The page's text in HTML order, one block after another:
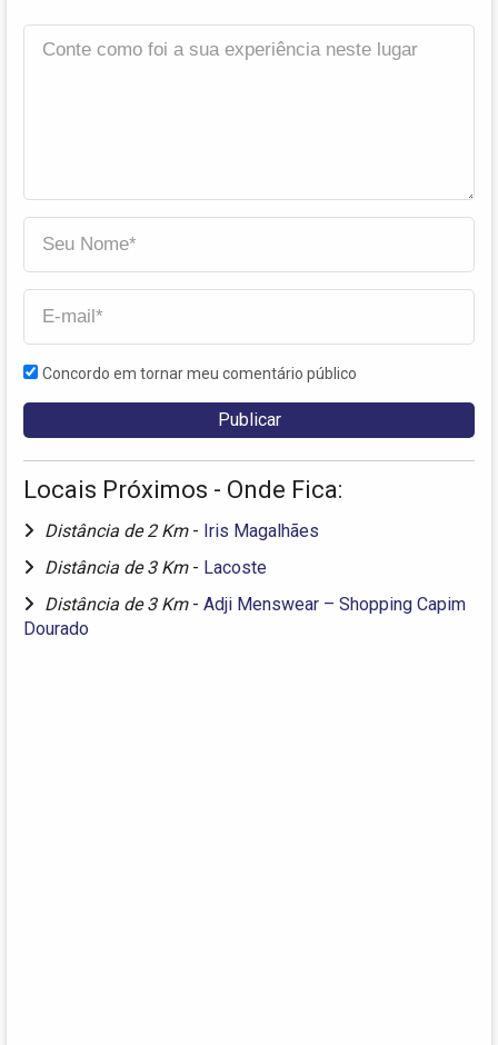
Concordo em tornar meu comentário público
Locais Próximos - Onde Fica:
Distância de 2 Km - Iris Magalhães
Distância de 3 Km - Lacoste
Distância de 3 Km - Adji Menswear – Shopping Capim
Dourado